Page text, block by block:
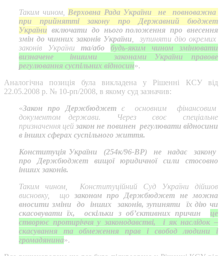
Таким чином, Верховна Рада України не повноважна
при прийнятті закону про Державний бюджет
України включати до нього положення про внесення
змін до чинних законів України , зупиняти дію окремих
законів України та/або будь-яким чином змінювати
визначене іншими законами України правове
регулювання суспільних відносин».
Аналогічна позиція була викладена у Рішенні КСУ від
22.05.2008 р. № 10-рп/2008, в якому суд зазначив:
«Закон про Держбюджетє основним фінансовим
документом держави. Через своє спеціальне
призначення цей закон не повинен регулювати відносини
в інших сферах суспільного життя.
Конституція України (254к/96-ВР) не надає закону
про Держбюджет вищої юридичної сили стосовно
інших законів.
Таким чином, Конституційний Суд України дійшов
висновку, що законом про Держбюджет не можна
вносити зміни до інших законів, зупиняти їх дію чи
скасовувати їх, оскільки з об’єктивних причин це
створює протиріччя у законодавстві, і як наслідок –
скасування та обмеження прав і свобод людини і
громадянина».